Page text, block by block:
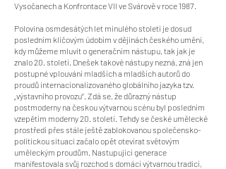
Vysočanech a Konfrontace VII ve Svárově v roce 1987.
Polovina osmdesátých let minulého století je dosud
posledním klíčovým údobím v dějinách českého umění,
kdy můžeme mluvit o generačním nástupu, tak jak je
znalo 20. století. Dnešek takové nástupy nezná, zná jen
postupné vplouvání mladších a mladších autorů do
proudů internacionalizovaného globálního jazyka tzv.
„výstavního provozu“. Zdá se, že důrazný nástup
postmoderny na českou výtvarnou scénu byl posledním
vzepětím moderny 20. století. Tehdy se české umělecké
prostředí přes stále ještě zablokovanou společensko-
politickou situaci začalo opět otevírat světovým
uměleckým proudům. Nastupující generace
manifestovala svůj rozchod s domácí výtvarnou tradicí,